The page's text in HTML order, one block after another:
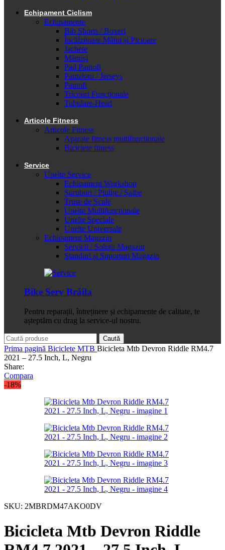
Echipament Ciclism
Echipamente
Bib Shorts / Boxeri
Încălzitoare Mâini și Picioare
Jachete
Mănuși
Pad Pantofi
Pantaloni / Jerseys
Pantofi
Tricouri Funcționale
Tubulare-Head
Articole Fitness
Articole Fitness
Aparate fitness multifunctionale
Biciclete fitness
Service
Unelte Service
Echipament Workshop
Șuruburi / Piulițe / Șaibe
Truse de Scule
Unelte Multifuncționale
Unelte Speciale
Unelte Universale
Echipament Magazin
Servicii / Soluții Magazin
Standuri și Suporturi Magazin
Bike Serv Brăila
Pentru reparații, întreținere și echipamente de calitate, te
așteptăm cu drag la service-ul nostru.
Caută
Prima pagină Biciclete MTB Bicicleta Mtb Devron Riddle RM4.7
2021 – 27.5 Inch, L, Negru
Share:
Compara
-18%
SKU: 2MBRDM47AKO0DV
Bicicleta Mtb Devron Riddle